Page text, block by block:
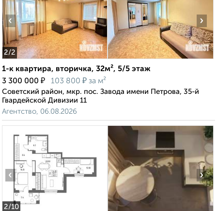
2/2
‹ ›
1-к квартира, вторичка, 32м², 5/5 этаж
3 300 000 ₽ 103 800 ₽ за м²
Советский район, мкр. пос. Завода имени Петрова, 35-й
Гвардейской Дивизии 11
Агентство, 06.08.2026
2/10
‹ ›